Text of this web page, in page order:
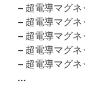
– 超電導マグ
– 超電導マグ
– 超電導マグ
– 超電導マグ
– 超電導マグ
…